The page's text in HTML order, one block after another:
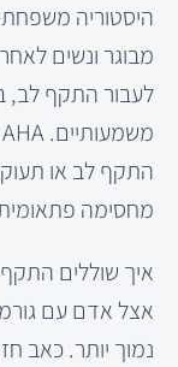
היסטוריה
מבוגר ונשים
לעבור התקף לב,
התקף לב או
מחסימה
איך שוללים
אצל אדם עם
נמוך יותר. כאב